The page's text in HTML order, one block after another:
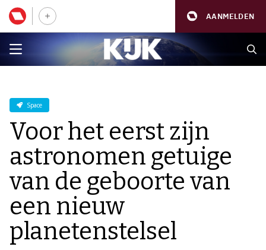
AANMELDEN
Space
Voor het eerst zijn
astronomen getuige
van de geboorte van
een nieuw
planetenstelsel